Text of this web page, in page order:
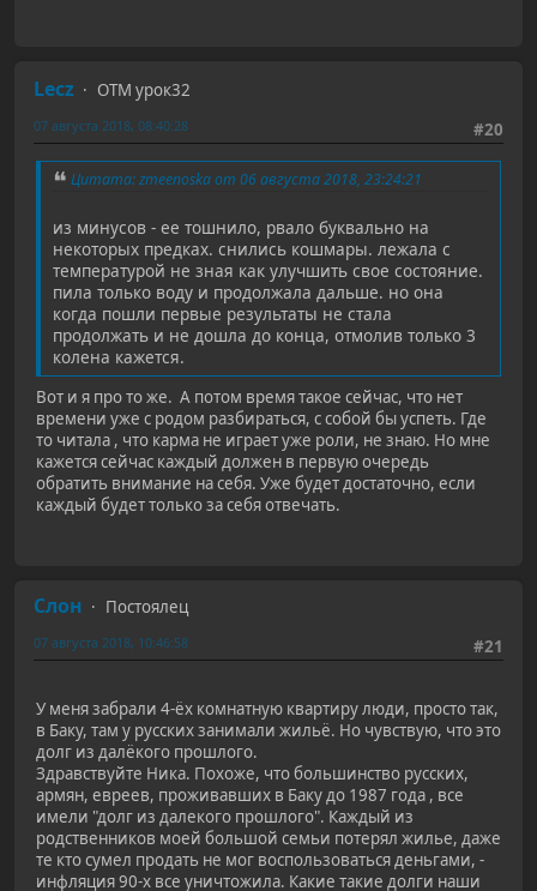
Lecz
ОТМ урок32
#20
07 августа 2018, 08:40:28
Цитата: zmeenoska от 06 августа 2018, 23:24:21
из минусов - ее тошнило, рвало буквально на
некоторых предках. снились кошмары. лежала с
температурой не зная как улучшить свое состояние.
пила только воду и продолжала дальше. но она
когда пошли первые результаты не стала
продолжать и не дошла до конца, отмолив только 3
колена кажется.
Вот и я про то же. А потом время такое сейчас, что нет
времени уже с родом разбираться, с собой бы успеть. Где
то читала , что карма не играет уже роли, не знаю. Но мне
кажется сейчас каждый должен в первую очередь
обратить внимание на себя. Уже будет достаточно, если
каждый будет только за себя отвечать.
Слон
Постоялец
#21
07 августа 2018, 10:46:58
У меня забрали 4-ёх комнатную квартиру люди, просто так,
в Баку, там у русских занимали жильё. Но чувствую, что это
долг из далёкого прошлого.
Здравствуйте Ника. Похоже, что большинство русских,
армян, евреев, проживавших в Баку до 1987 года , все
имели "долг из далекого прошлого". Каждый из
родственников моей большой семьи потерял жилье, даже
те кто сумел продать не мог воспользоваться деньгами, -
инфляция 90-х все уничтожила. Какие такие долги наши